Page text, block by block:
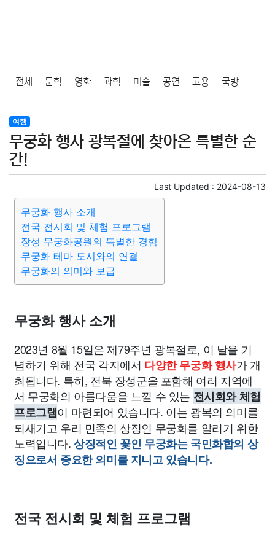
전체 문학 영화 과학 미술 공연 고용 국방
법률
질병 가요 방송 일상 주식 암호화폐 블록체인
미용 증권 인테리어
요리 상품리뷰 원예
대출 자동차 취미 여행 맛집
종교 사회 정치 건강 의료 의학
부동산 외국어 교육
여행
무궁화 행사 광복절에 찾아온 특별한 순
간!
Last Updated : 2024-08-13
무궁화 행사 소개
전국 전시회 및 체험 프로그램
장성 무궁화공원의 특별한 경험
무궁화 테마 도시와의 연결
무궁화의 의미와 보급
무궁화 행사 소개
2023년 8월 15일은 제79주년 광복절로, 이 날을 기
념하기 위해 전국 각지에서 다양한 무궁화 행사가 개
최됩니다. 특히, 전북 장성군을 포함해 여러 지역에
서 무궁화의 아름다움을 느낄 수 있는 전시회와 체험
프로그램이 마련되어 있습니다. 이는 광복의 의미를
되새기고 우리 민족의 상징인 무궁화를 알리기 위한
노력입니다.상징적인 꽃인 무궁화는 국민화합의 상
징으로서 중요한 의미를 지니고 있습니다.
전국 전시회 및 체험 프로그램